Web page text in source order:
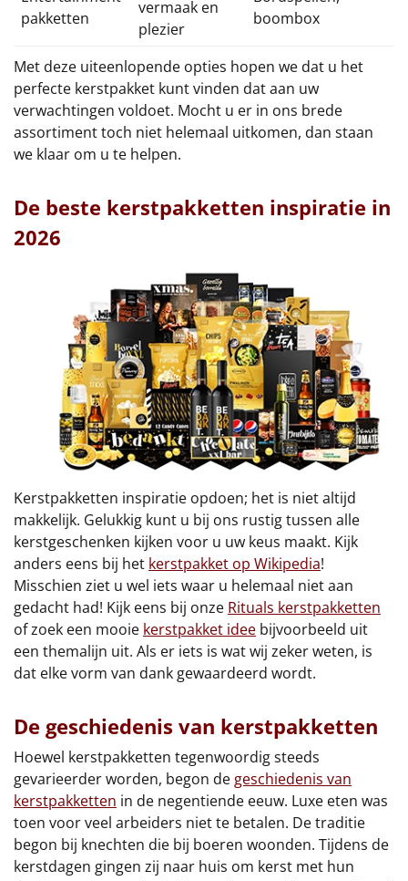
pakketten
vermaak en
plezier
boombox
Met deze uiteenlopende opties hopen we dat u het
perfecte kerstpakket kunt vinden dat aan uw
verwachtingen voldoet. Mocht u er in ons brede
assortiment toch niet helemaal uitkomen, dan staan
we klaar om u te helpen.
De beste kerstpakketten inspiratie in
2026
Kerstpakketten inspiratie opdoen; het is niet altijd
makkelijk. Gelukkig kunt u bij ons rustig tussen alle
kerstgeschenken kijken voor u uw keus maakt. Kijk
anders eens bij het kerstpakket op Wikipedia!
Misschien ziet u wel iets waar u helemaal niet aan
gedacht had! Kijk eens bij onze Rituals kerstpakketten
of zoek een mooie kerstpakket idee bijvoorbeeld uit
een themalijn uit. Als er iets is wat wij zeker weten, is
dat elke vorm van dank gewaardeerd wordt.
De geschiedenis van kerstpakketten
Hoewel kerstpakketten tegenwoordig steeds
gevarieerder worden, begon de geschiedenis van
kerstpakketten in de negentiende eeuw. Luxe eten was
toen voor veel arbeiders niet te betalen. De traditie
begon bij knechten die bij boeren woonden. Tijdens de
kerstdagen gingen zij naar huis om kerst met hun